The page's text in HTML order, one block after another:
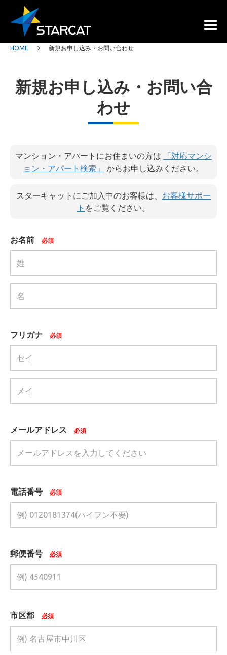
HOME 新規お申し込み・お問い合わせ
新規お申し込み・お問い合
わせ
マンション・アパートにお住まいの方は
「対応マンシ
ョン・アパート検索」
からお申し込みください。
スターキャットにご加入中のお客様は、 お客様サポー
ト をご覧ください。
お名前 必須
フリガナ 必須
メールアドレス 必須
電話番号 必須
郵便番号 必須
市区郡 必須